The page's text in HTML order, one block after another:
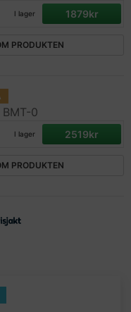
I lager 1879kr
PRODUKTEN
BMT-0
I lager 2519kr
PRODUKTEN